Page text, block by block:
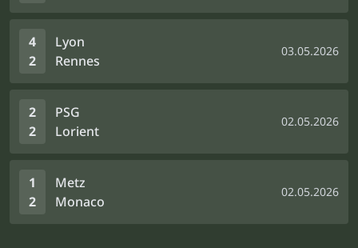
4
2
Lyon
Rennes
03.05.2026
2
2
PSG
Lorient
02.05.2026
1
2
Metz
Monaco
02.05.2026